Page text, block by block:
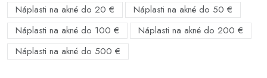
Náplasti na akné do 20 €
Náplasti na akné do 50 €
Náplasti na akné do 100 €
Náplasti na akné do 200 €
Náplasti na akné do 500 €